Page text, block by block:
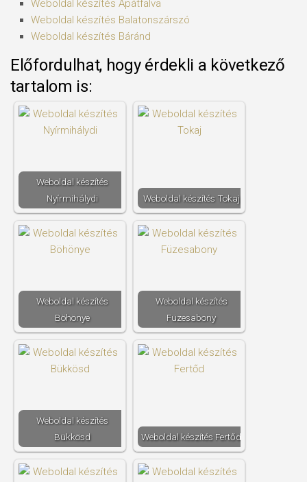
Weboldal készítés​ Apátfalva
Weboldal készítés​ Balatonszárszó
Weboldal készítés​ Báránd
Előfordulhat, hogy érdekli a következő
tartalom is:
Weboldal készítés​
Nyírmihálydi
Weboldal készítés​ Tokaj
Weboldal készítés​
Böhönye
Weboldal készítés​
Füzesabony
Weboldal készítés​
Bükkösd
Weboldal készítés​ Fertőd